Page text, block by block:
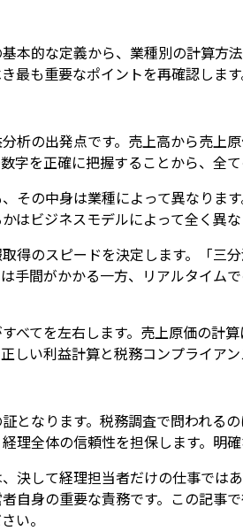
本的な定義から、業種別の計算方
最も重要なポイントを再確認しま
析の出発点です。売上高から売上
字を正確に把握することから、全
その中身は業種によって異なりま
かはビジネスモデルによって全く
得のスピードを決定します。「三
手間がかかる一方、リアルタイム
べてを左右します。売上原価の計
しい利益計算と税務コンプライア
となります。税務調査で問われる
理全体の信頼性を担保します。明
決して経理担当者だけの仕事では
自身の重要な責務です。この記事
い。